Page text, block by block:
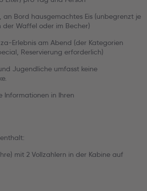
an Bord hausgemachtes Eis (unbegrenzt je
der Waffel oder im Becher)
Erlebnis am Abend (der Kategorien
Reservierung erforderlich)
Jugendliche umfasst keine
Informationen in Ihren
mit 2 Vollzahlern in der Kabine auf